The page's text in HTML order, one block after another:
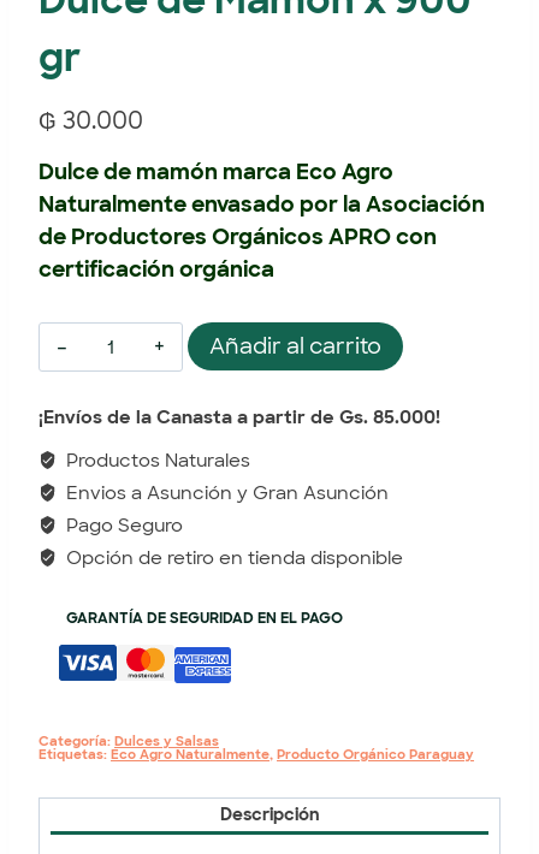
gr
₲ 30.000
Dulce de mamón marca Eco Agro
Naturalmente envasado por la Asociación
de Productores Orgánicos APRO con
certificación orgánica
Añadir al carrito
¡Envíos de la Canasta a partir de Gs. 85.000!
Productos Naturales
Envios a Asunción y Gran Asunción
Pago Seguro
Opción de retiro en tienda disponible
GARANTÍA DE SEGURIDAD EN EL PAGO
Categoría: Dulces y Salsas
Etiquetas: Eco Agro Naturalmente, Producto Orgánico Paraguay
Descripción